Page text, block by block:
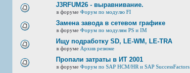
J3RFUМ26 - выравнивание.
в форуме Форум по модулю FI
Замена завода в сетевом графике
в форуме Форум по модулям PS и IM
Ищу подработку SD, LE-WM, LE-TRA
в форуме Архив резюме
Пропали затраты в ИТ 2001
в форуме Форум по SAP HCM/HR и SAP SuccessFactors